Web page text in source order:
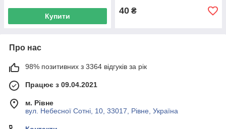
Купити
40 ₴
Про нас
98% позитивних з 3364 відгуків за рік
Працює з 09.04.2021
м. Рівне
вул. Небесної Сотні, 10, 33017, Рівне, Україна